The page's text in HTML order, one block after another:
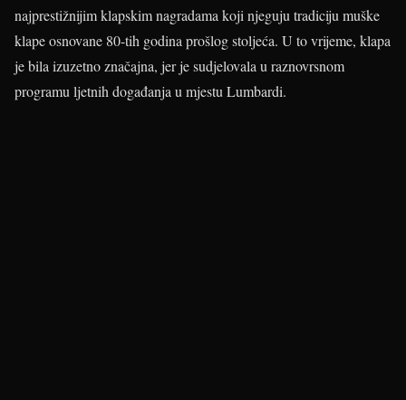
najprestižnijim klapskim nagradama koji njeguju tradiciju muške
klape osnovane 80-tih godina prošlog stoljeća. U to vrijeme, klapa
je bila izuzetno značajna, jer je sudjelovala u raznovrsnom
programu ljetnih događanja u mjestu Lumbardi.